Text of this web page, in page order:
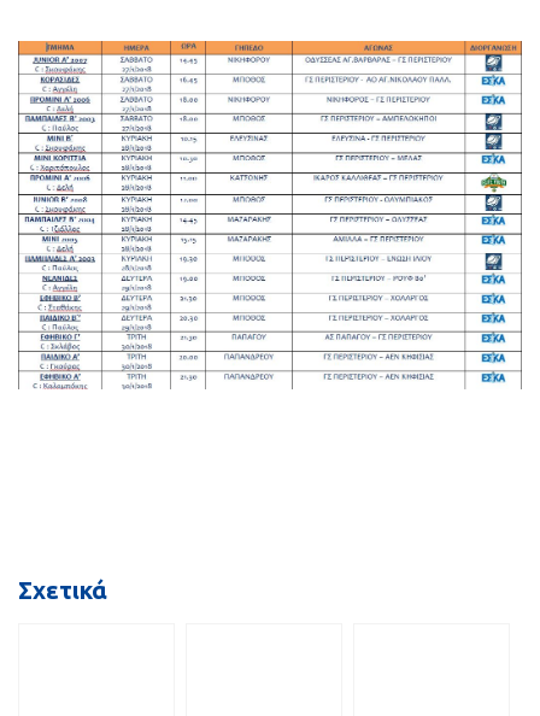
Σχετικά